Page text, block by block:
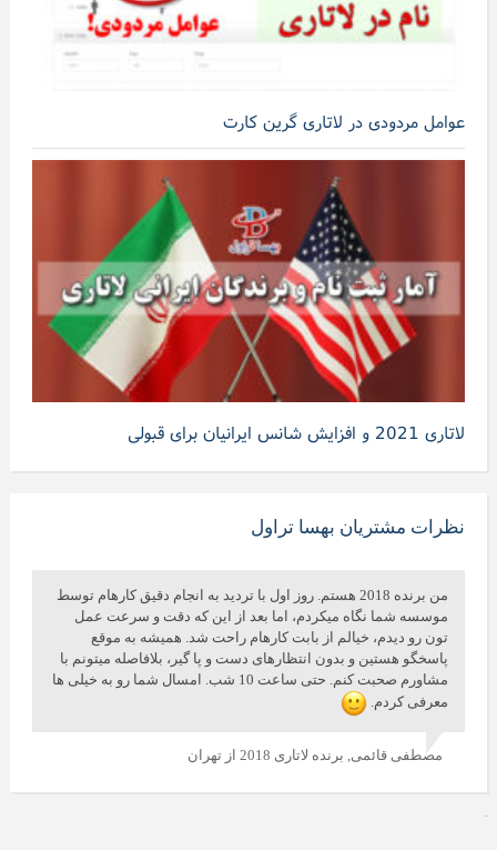
عوامل مردودی در لاتاری گرین کارت
لاتاری 2021 و افزایش شانس ایرانیان برای قبولی
نظرات مشتریان بهسا تراول
من برنده 2018 هستم. روز اول با تردید به انجام دقیق کارهام توسط
موسسه شما نگاه میکردم، اما بعد از این که دقت و سرعت عمل
تون رو دیدم، خیالم از بابت کارهام راحت شد. همیشه به موقع
پاسخگو هستین و بدون انتظارهای دست و پا گیر، بلافاصله میتونم با
مشاورم صحبت کنم. حتی ساعت 10 شب. امسال شما رو به خیلی ها
معرفی کردم.
مصطفی قائمی, برنده لاتاری 2018 از تهران